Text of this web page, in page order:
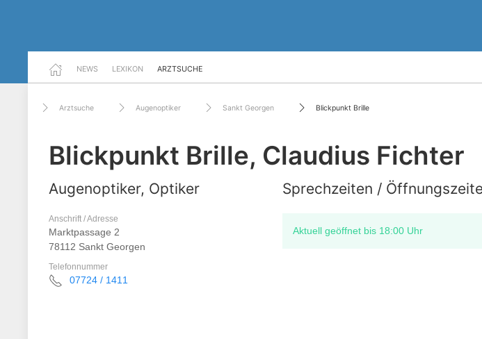
NEWS LEXIKON ARZTSUCHE
Arztsuche Augenoptiker Sankt Georgen Blickpunkt Brille
Blickpunkt Brille, Claudius Fichter
Augenoptiker, Optiker
Anschrift / Adresse
Marktpassage 2
78112 Sankt Georgen
Telefonnummer
07724 / 1411
Sprechzeiten /
Aktuell geöffnet bis 18:00 Uhr